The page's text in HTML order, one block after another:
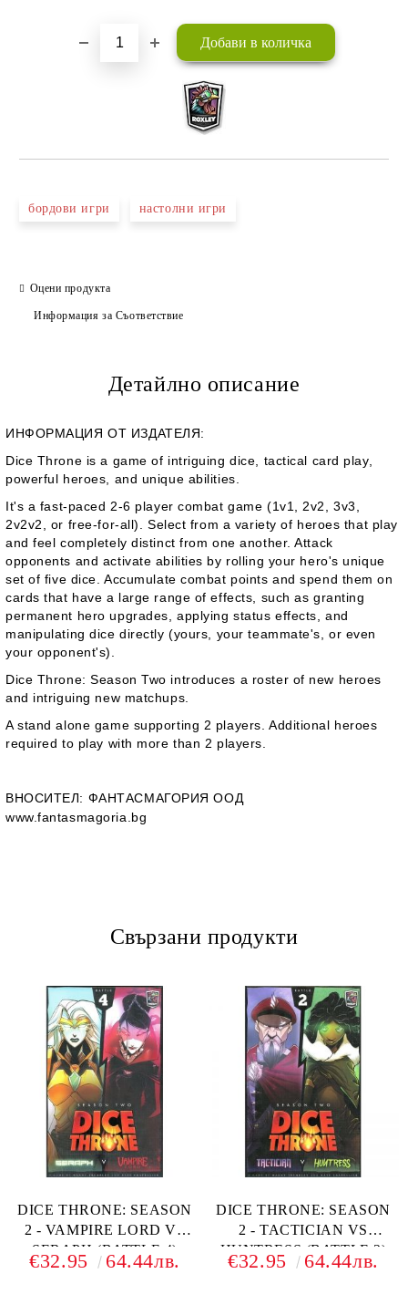
бордови игри настолни игри
Оцени продукта
Информация за Съответствие
Детайлно описание
ИНФОРМАЦИЯ ОТ ИЗДАТЕЛЯ:
Dice Throne is a game of intriguing dice, tactical card play,
powerful heroes, and unique abilities.
It's a fast-paced 2-6 player combat game (1v1, 2v2, 3v3,
2v2v2, or free-for-all). Select from a variety of heroes that play
and feel completely distinct from one another. Attack
opponents and activate abilities by rolling your hero's unique
set of five dice. Accumulate combat points and spend them on
cards that have a large range of effects, such as granting
permanent hero upgrades, applying status effects, and
manipulating dice directly (yours, your teammate's, or even
your opponent's).
Dice Throne: Season Two introduces a roster of new heroes
and intriguing new matchups.
Astand alone game supporting 2 players. Additional heroes
required to play with more than 2 players.
ВНОСИТЕЛ: ФАНТАСМАГОРИЯ ООД
www.fantasmagoria.bg
Свързани продукти
DICE THRONE: SEASON
2 - VAMPIRE LORD VS
SERAPH (BATTLE 4)
€32.95 64.44лв.
DICE THRONE: SEASON
2 - TACTICIAN VS
HUNTRESS (BATTLE 2)
€32.95 64.44лв.